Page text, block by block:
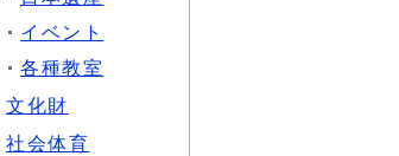
イベント
各種教室
文化財
社会体育